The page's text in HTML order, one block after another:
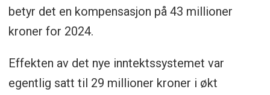
betyr det en kompensasjon på 43 millioner
kroner for 2024.
Effekten av det nye inntektssystemet var
egentlig satt til 29 millioner kroner i økt